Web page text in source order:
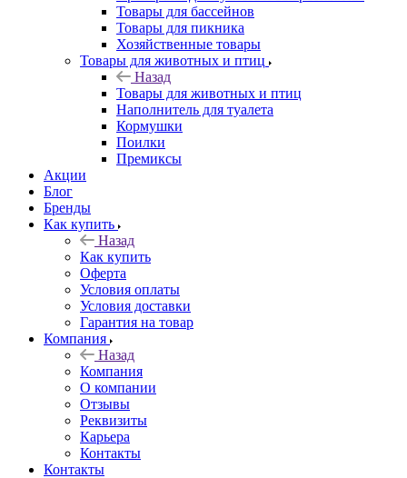
Товары для бассейнов
Товары для пикника
Хозяйственные товары
Товары для животных и птиц
Назад
Товары для животных и птиц
Наполнитель для туалета
Кормушки
Поилки
Премиксы
Акции
Блог
Бренды
Как купить
Назад
Как купить
Оферта
Условия оплаты
Условия доставки
Гарантия на товар
Компания
Назад
Компания
О компании
Отзывы
Реквизиты
Карьера
Контакты
Контакты